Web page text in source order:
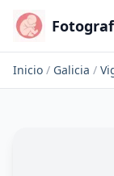
Inicio / Galicia /